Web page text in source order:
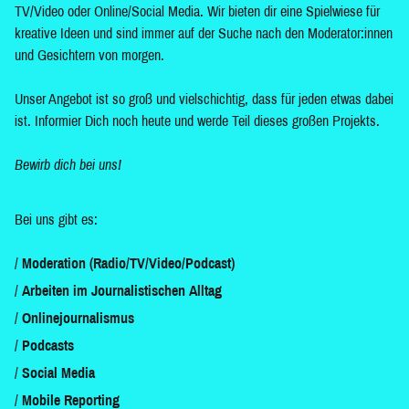
TV/Video oder Online/Social Media. Wir bieten dir eine Spielwiese für
kreative Ideen und sind immer auf der Suche nach den Moderator:innen
und Gesichtern von morgen.
Unser Angebot ist so groß und vielschichtig, dass für jeden etwas dabei
ist. Informier Dich noch heute und werde Teil dieses großen Projekts.
Bewirb dich bei uns!
Bei uns gibt es:
Moderation (Radio/TV/Video/Podcast)
Arbeiten im Journalistischen Alltag
Onlinejournalismus
Podcasts
Social Media
Mobile Reporting